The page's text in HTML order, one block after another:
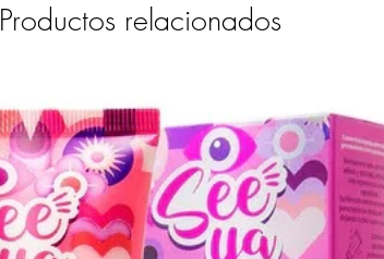
Productos relacionados